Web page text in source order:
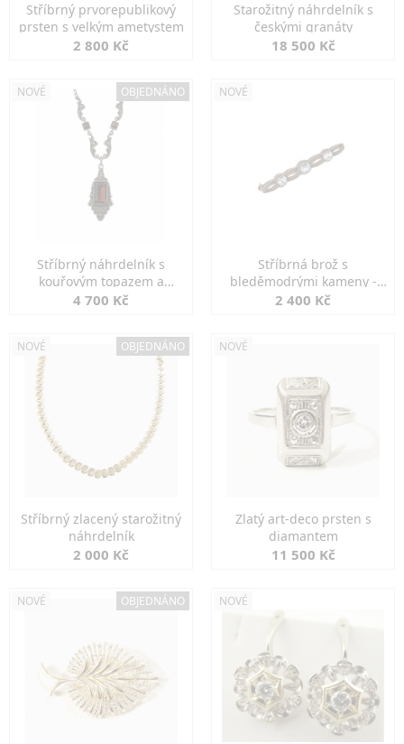
Stříbrný prvorepublikový
prsten s velkým ametystem
2 800 Kč
Starožitný náhrdelník s
českými granáty
18 500 Kč
NOVÉ OBJEDNÁNO
Stříbrný náhrdelník s
kouřovým topazem a
markazity
4 700 Kč
NOVÉ
Stříbrná brož s
bleděmodrými kameny -
jemná elegance
2 400 Kč
NOVÉ OBJEDNÁNO
Stříbrný zlacený starožitný
náhrdelník
2 000 Kč
NOVÉ
Zlatý art-deco prsten s
diamantem
11 500 Kč
NOVÉ OBJEDNÁNO NOVÉ